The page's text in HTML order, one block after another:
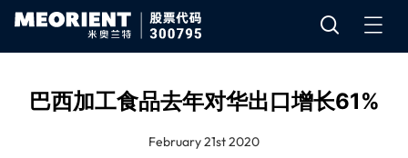
巴西加工食品去年对华出口增长61%
February 21st 2020